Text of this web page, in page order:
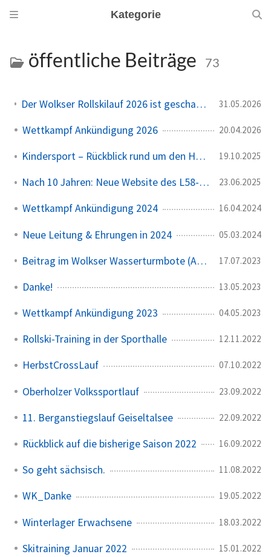
Kategorie
öffentliche Beiträge 73
Der Wolkser Rollskilauf 2026 ist geschafft – Ein herzliches Dankeschön! 31.05.2026
Wettkampf Ankündigung 2026 20.04.2026
Kindersport – Rückblick rund um den Herbst 🍁 19.10.2025
Nach 10 Jahren: Neue Website des L58-Ski geht online 🎉 23.06.2025
Wettkampf Ankündigung 2024 16.04.2024
Neue Leitung & Ehrungen in 2024 05.03.2024
Beitrag im Wolkser Wasserturmbote (Ausgabe 2023/08) 17.07.2023
Danke! 13.05.2023
Wettkampf Ankündigung 2023 04.05.2023
Rollski-Training in der Sporthalle 12.11.2022
HerbstCrossLauf 07.10.2022
Oberholzer Volkssportlauf 23.09.2022
11. Berganstiegslauf Geiseltalsee 22.09.2022
Rückblick auf die bisherige Saison 2022 16.09.2022
So geht sächsisch. 11.08.2022
WK_Danke 19.05.2022
Winterlager Erwachsene 18.03.2022
Skitraining Januar 2022 15.01.2022